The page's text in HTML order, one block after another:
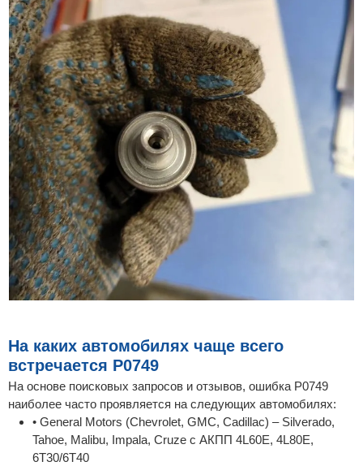
На каких автомобилях чаще всего
встречается P0749
На основе поисковых запросов и отзывов, ошибка P0749
наиболее часто проявляется на следующих автомобилях:
• General Motors (Chevrolet, GMC, Cadillac) – Silverado,
Tahoe, Malibu, Impala, Cruze с АКПП 4L60E, 4L80E,
6T30/6T40